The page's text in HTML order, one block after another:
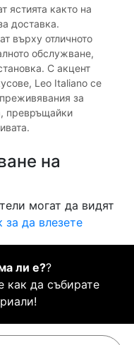
ястията както на
доставка.
върху отличното
обслужване,
С акцент
Leo Italiano се
за
превръщайки
на
могат да видят
за да влезете
ли е??
как да събирате